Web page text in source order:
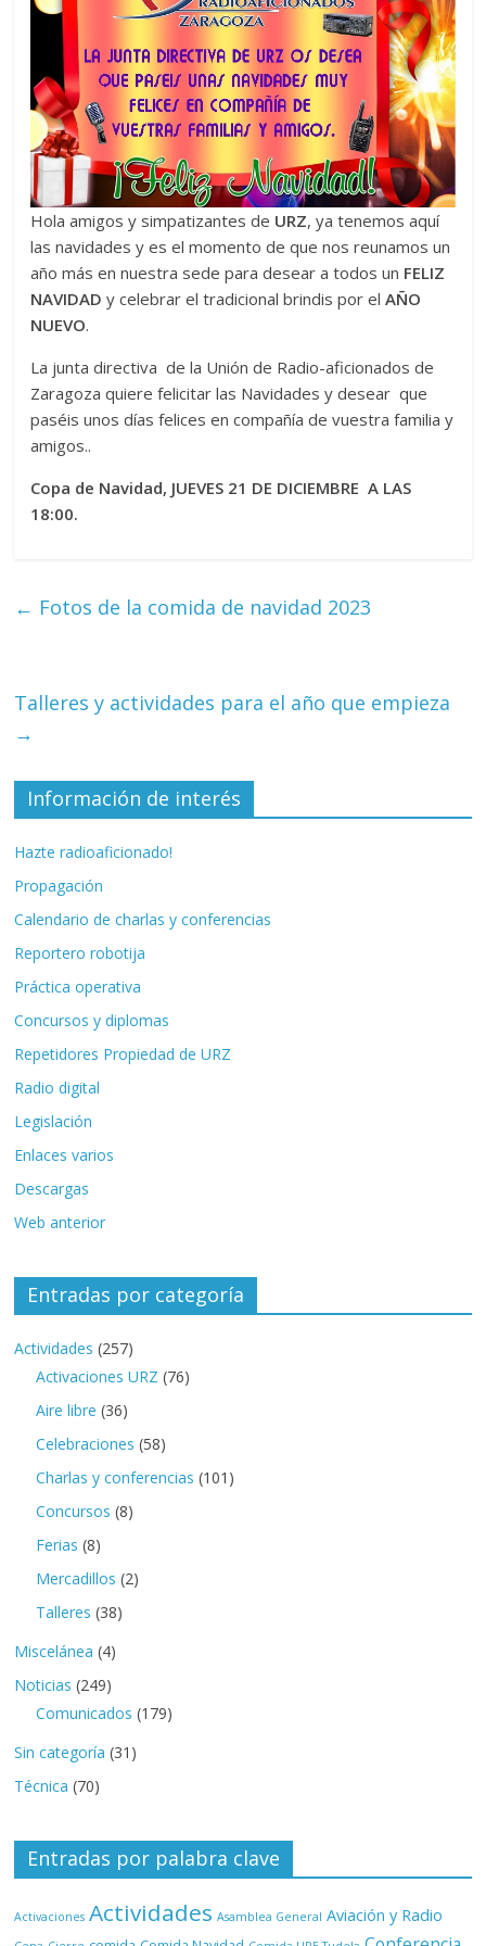
Zaragoza
URZ
Hola amigos y simpatizantes de URZ, ya tenemos aquí
las navidades y es el momento de que nos reunamos un
año más en nuestra sede para desear a todos un FELIZ
NAVIDAD y celebrar el tradicional brindis por elAÑO
NUEVO.
La junta directiva de la Unión de Radio-aficionados de
Zaragoza quiere felicitar las Navidades y desear que
paséis unos días felices en compañía de vuestra familia y
amigos..
Copa de Navidad, JUEVES 21 DE DICIEMBRE A LAS
18:00.
← Fotos de la comida de navidad 2023
Talleres y actividades para el año que empieza
→
Información de interés
Hazte radioaficionado!
Propagación
Calendario de charlas y conferencias
Reportero robotija
Práctica operativa
Concursos y diplomas
Repetidores Propiedad de URZ
Radio digital
Legislación
Enlaces varios
Descargas
Web anterior
Entradas por categoría
Actividades (257)
Activaciones URZ (76)
Aire libre (36)
Celebraciones (58)
Charlas y conferencias (101)
Concursos (8)
Ferias (8)
Mercadillos (2)
Talleres (38)
Miscelánea (4)
Noticias (249)
Comunicados (179)
Sin categoría (31)
Técnica (70)
Entradas por palabra clave
Activaciones Actividades Asamblea General Aviación y Radio